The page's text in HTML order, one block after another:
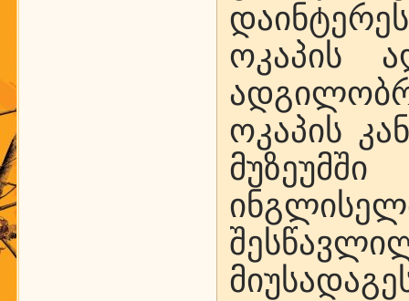
ოკაპის
ოკაპის